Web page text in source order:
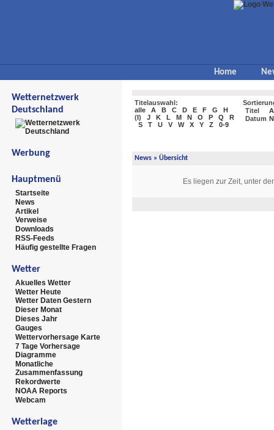
Home
Wetternetzwerk
Deutschland
Werbung
Hauptmenü
Startseite
News
Artikel
Verweise
Downloads
RSS-Feeds
Häufig gestellte Fragen
Wetter
Akuelles Wetter
Wetter Heute
Wetter Daten Gestern
Dieser Monat
Dieses Jahr
Gauges
Wettervorhersage Karte
7 Tage Vorhersage
Diagramme
Monatliche
Zusammenfassung
Rekordwerte
NOAA Reports
Webcam
Wetterlage
Titelauswahl:
alle
A B C D E F G
H
(I) J K L M N O P Q
R
S
T U V W X Y Z 0-9
Titel
Datum
News » Übersicht
Es liegen zur Zeit, unter